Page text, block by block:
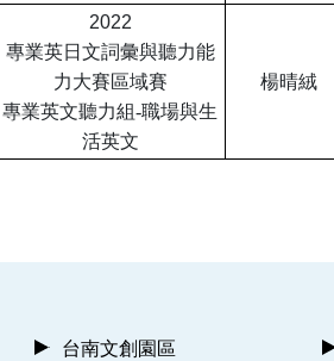
2022
專業英日文詞彙與聽力能
力大賽區域賽
專業英文聽力組-職場與生
活英文
楊晴絨
台南文創園區